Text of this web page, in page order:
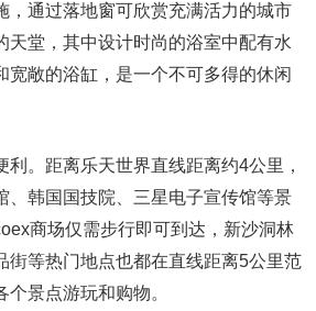
，通过落地窗可欣赏充满活力的城市
天堂，其中设计时尚的浴室中配有水
宽敞的浴缸，是一个不可多得的休闲
利。距离乐天世界直线距离约4公里，
、韩国国技院、三星电子宣传馆等景
商场仅需步行即可到达，新沙洞林
街等热门地点也都在直线距离5公里范
景点游玩和购物。